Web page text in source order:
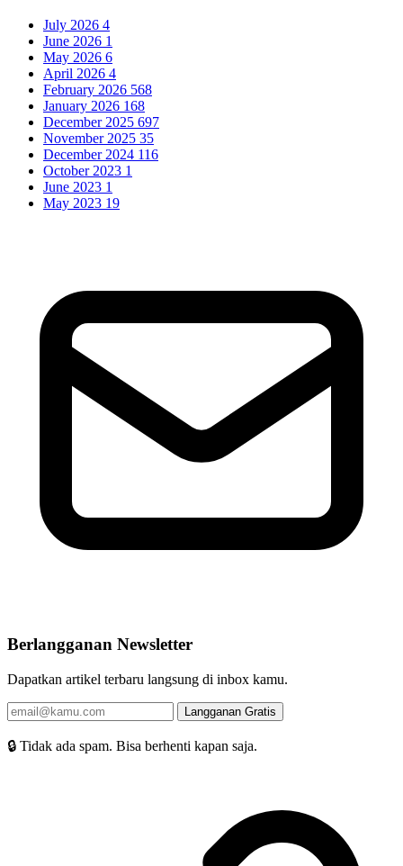
July 2026 4
June 2026 1
May 2026 6
April 2026 4
February 2026 568
January 2026 168
December 2025 697
November 2025 35
December 2024 116
October 2023 1
June 2023 1
May 2023 19
Berlangganan Newsletter
Dapatkan artikel terbaru langsung di inbox kamu.
Langganan Gratis
🔒 Tidak ada spam. Bisa berhenti kapan saja.